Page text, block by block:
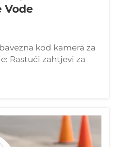
Vode
kod kamera za
Rastući zahtjevi za
izdržljivih
kanalizacijski
dva do tri puta